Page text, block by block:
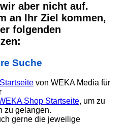
aber nicht auf.
an Ihr Ziel kommen,
folgenden
Suche
Startseite von WEKA Media für
Shop Startseite, um zu
zu gelangen.
gerne die jeweilige